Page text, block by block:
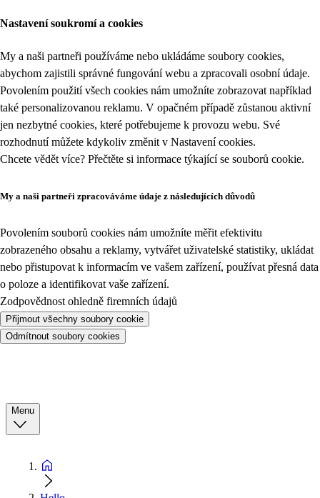
Nastavení soukromí a cookies
My a naši partneři používáme nebo ukládáme soubory cookies,
abychom zajistili správné fungování webu a zpracovali osobní údaje.
Povolením použití všech cookies nám umožníte zobrazovat například
také personalizovanou reklamu. V opačném případě zůstanou aktivní
jen nezbytné cookies, které potřebujeme k provozu webu. Své
rozhodnutí můžete kdykoliv změnit v Nastavení cookies.
Chcete vědět více? Přečtěte si informace týkající se souborů cookie.
My a naši partneři zpracováváme údaje z následujících důvodů
Povolením souborů cookies nám umožníte měřit efektivitu
zobrazeného obsahu a reklamy, vytvářet uživatelské statistiky, ukládat
nebo přistupovat k informacím ve vašem zařízení, používat přesná data
o poloze a identifikovat vaše zařízení.
Zodpovědnost ohledně firemních údajů
Přijmout všechny soubory cookie
Odmítnout soubory cookies
Menu